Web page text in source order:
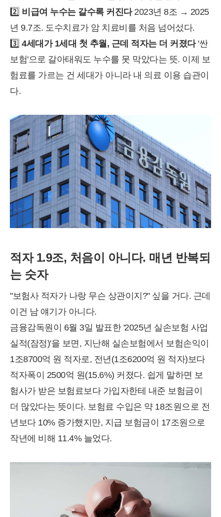
2️⃣ 비급여 누수는 갈수록 커진다2023년 8조 → 2025
년 9.7조. 도수치료가 암 치료비를 처음 넘어섰다.
3️⃣ 4세대가 1세대 첫 추월, 근데 적자는 더 커졌다'싼
보험'으로 갈아태워도 누수를 못 막았다는 뜻. 이제 보
험료를 가르는 건 세대가 아니라 내 의료 이용 습관이
다.
적자 1.9조, 처음이 아니다. 매년 반복되
는 숫자
"보험사 적자가 나랑 무슨 상관이지?" 싶을 거다. 근데
이건 남 얘기가 아니다.
금융감독원이 6월 3일 발표한 '2025년 실손보험 사업
실적(잠정)'을 보면, 지난해 실손보험에서 보험손익이
1조8700억 원 적자로, 전년(1조6200억 원 적자)보다
적자폭이 2500억 원(15.6%) 커졌다. 쉽게 말하면 보
험사가 받은 보험료보다 가입자한테 내준 보험금이
더 많았다는 뜻이다. 보험료 수입은 약 18조원으로 전
년보다 10% 증가했지만, 지급 보험금이 17조원으로
작년에 비해 11.4% 늘었다.